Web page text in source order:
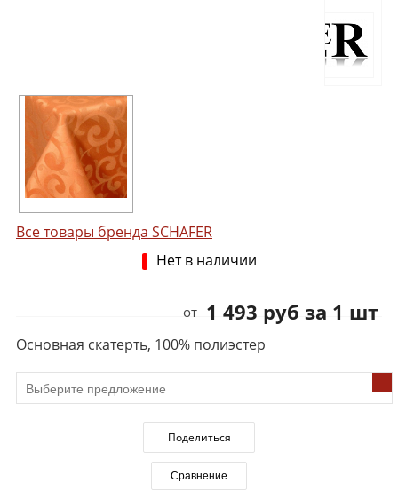
Все товары бренда SCHAFER
Нет в наличии
1 493 руб за 1 шт
от
Основная скатерть, 100% полиэстер
Поделиться
Сравнение